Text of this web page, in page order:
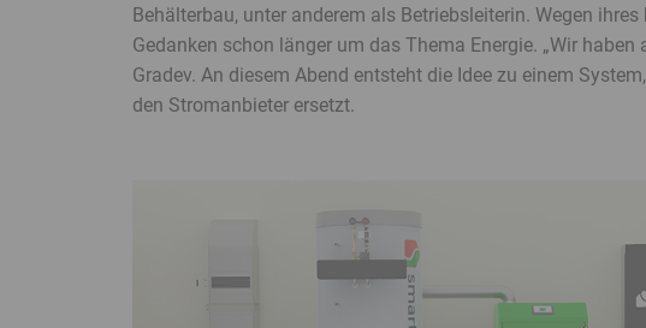
Behälterbau, unter anderem als Betriebsleiterin. Wegen
Gedanken schon länger um das Thema Energie. „Wir
Gradev. An diesem Abend entsteht die Idee zu einem
den Stromanbieter ersetzt.